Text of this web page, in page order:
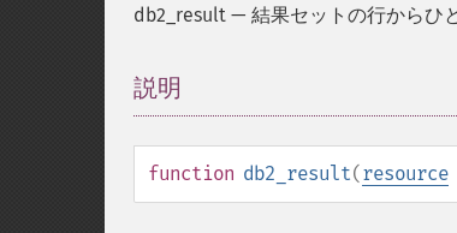
db2_result — 結果セットの行からひ
説明
function db2_result(resource